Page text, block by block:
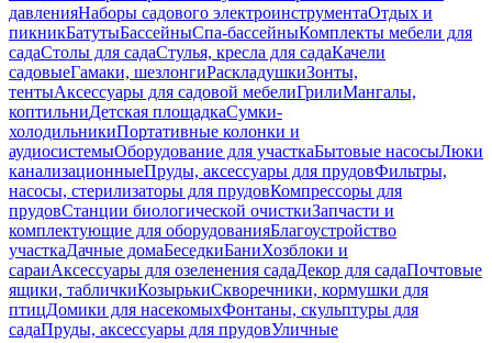
давленияНаборы садового электроинструментаОтдых и
пикникБатутыБассейныСпа-бассейныКомплекты мебели для
садаСтолы для садаСтулья, кресла для садаКачели
садовыеГамаки, шезлонгиРаскладушкиЗонты,
тентыАксессуары для садовой мебелиГрилиМангалы,
коптильниДетская площадкаСумки-
холодильникиПортативные колонки и
аудиосистемыОборудование для участкаБытовые насосыЛюки
канализационныеПруды, аксессуары для прудовФильтры,
насосы, стерилизаторы для прудовКомпрессоры для
прудовСтанции биологической очисткиЗапчасти и
комплектующие для оборудованияБлагоустройство
участкаДачные домаБеседкиБаниХозблоки и
сараиАксессуары для озеленения садаДекор для садаПочтовые
ящики, табличкиКозырькиСкворечники, кормушки для
птицДомики для насекомыхФонтаны, скульптуры для
садаПруды, аксессуары для прудовУличные